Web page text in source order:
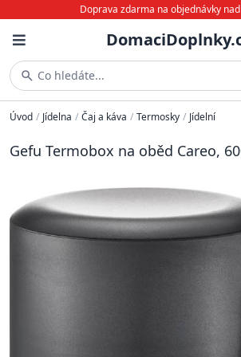
Doprava zdarma na objednávky
Co hledáte...
Úvod / Jídelna / Čaj a káva / Termosky / Jídelní
Gefu Termobox na oběd Careo,